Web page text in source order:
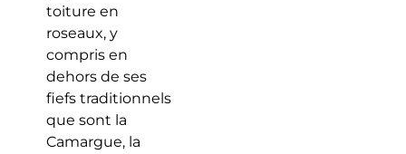
toiture en
roseaux, y
compris en
dehors de ses
fiefs traditionnels
que sont la
Camargue, la